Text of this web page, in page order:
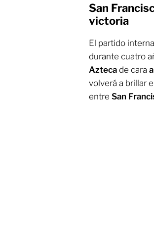
San
victoria
El partido
durante cuatro
Azteca de cara
volverá a brillar
entre San